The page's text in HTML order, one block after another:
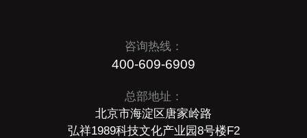
咨询热线：
400-609-6909
总部地址：
北京市海淀区唐家岭路
弘祥1989科技文化产业园8号楼F2